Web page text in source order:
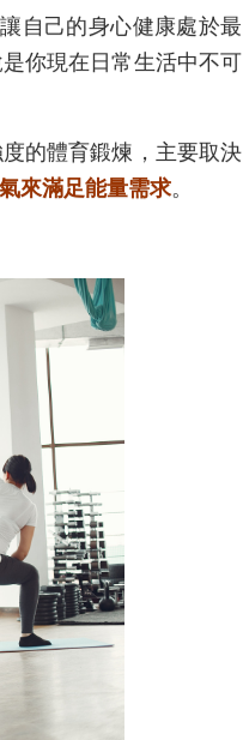
自己的身心健康處於最
你現在日常生活中不可
的體育鍛煉，主要取決
來滿足能量需求。